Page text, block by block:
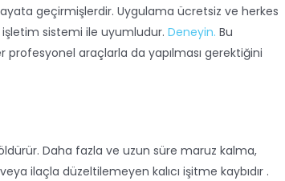
geçirmişlerdir. Uygulama ücretsiz ve herkes
sistemi ile uyumludur. Deneyin. Bu
araçlarla da yapılması gerektiğini
Daha fazla ve uzun süre maruz kalma,
ilaçla düzeltilemeyen kalıcı işitme kaybıdır .